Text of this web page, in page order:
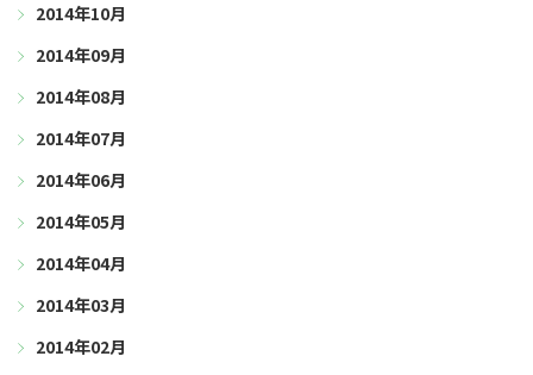
2014年10月
2014年09月
2014年08月
2014年07月
2014年06月
2014年05月
2014年04月
2014年03月
2014年02月